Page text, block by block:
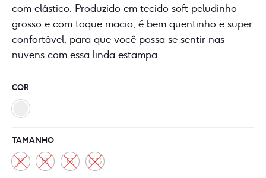
com elástico. Produzido em tecido soft peludinho
grosso e com toque macio, é bem quentinho e super
confortável, para que você possa se sentir nas
nuvens com essa linda estampa.
COR
TAMANHO
P M G GG